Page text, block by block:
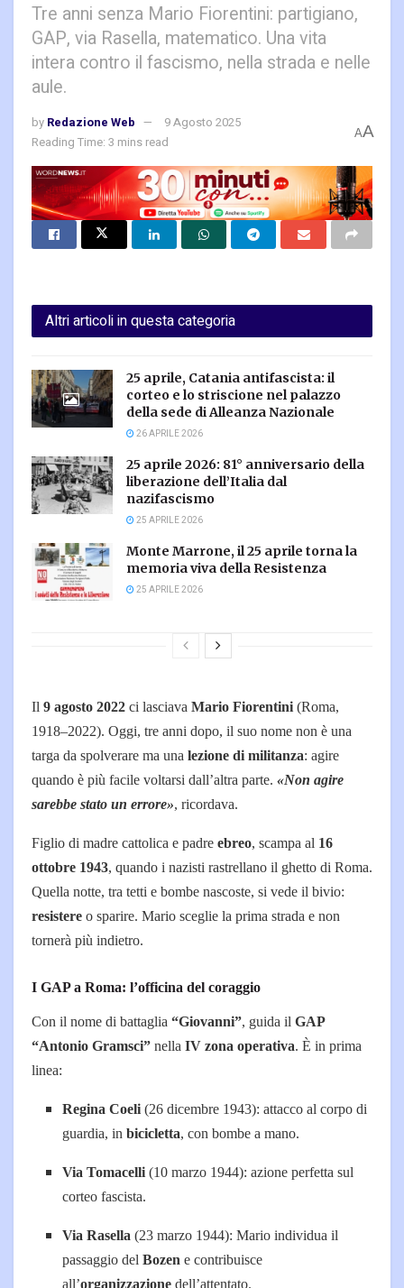
Tre anni senza Mario Fiorentini: partigiano,
GAP, via Rasella, matematico. Una vita
intera contro il fascismo, nella strada e nelle
aule.
by Redazione Web
9 Agosto 2025
Reading Time: 3 mins read
AA
Altri articoli in questa categoria
25 aprile, Catania antifascista: il
corteo e lo striscione nel palazzo
della sede di Alleanza Nazionale
26 APRILE 2026
25 aprile 2026: 81° anniversario della
liberazione dell’Italia dal
nazifascismo
25 APRILE 2026
Monte Marrone, il 25 aprile torna la
memoria viva della Resistenza
25 APRILE 2026
Il 9 agosto 2022 ci lasciava Mario Fiorentini (Roma,
1918–2022). Oggi, tre anni dopo, il suo nome non è una
targa da spolverare ma una lezione di militanza: agire
quando è più facile voltarsi dall’altra parte. «Non agire
sarebbe stato un errore», ricordava.
Figlio di madre cattolica e padre ebreo, scampa al 16
ottobre 1943, quando i nazisti rastrellano il ghetto di Roma.
Quella notte, tra tetti e bombe nascoste, si vede il bivio:
resistere o sparire. Mario sceglie la prima strada e non
tornerà più indietro.
I GAP a Roma: l’officina del coraggio
Con il nome di battaglia “Giovanni”, guida il GAP
“Antonio Gramsci” nella IV zona operativa. È in prima
linea:
Regina Coeli (26 dicembre 1943): attacco al corpo di
guardia, inbicicletta, con bombe a mano.
Via Tomacelli (10 marzo 1944): azione perfetta sul
corteo fascista.
Via Rasella (23 marzo 1944): Mario individua il
passaggio delBozen e contribuisce
all’organizzazione dell’attentato.